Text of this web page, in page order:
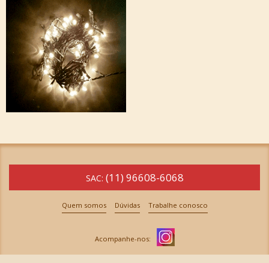
SAC: (11) 96608-6068
Quem somos Dúvidas Trabalhe conosco